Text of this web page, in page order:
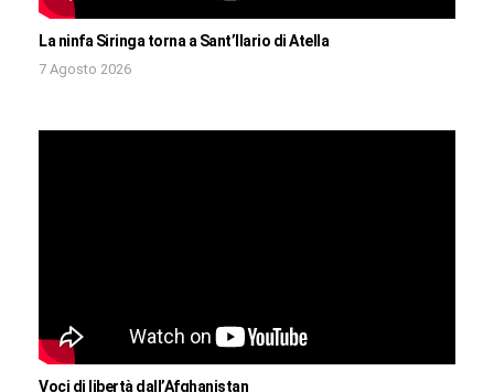
La ninfa Siringa torna a Sant’Ilario di Atella
7 Agosto 2026
Voci di libertà dall’Afghanistan